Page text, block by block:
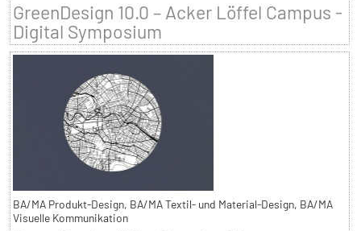
GreenDesign 10.0 – Acker Löffel Campus -
Digital Symposium
BA/MA Produkt-Design, BA/MA Textil- und Material-Design, BA/MA
Visuelle Kommunikation